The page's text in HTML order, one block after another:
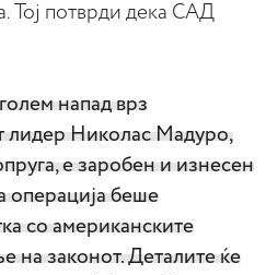
Тој потврди дека САД
напад врз
лидер Николас Мадуро,
е заробен и изнесен
операција беше
со американските
на законот. Деталите ќе